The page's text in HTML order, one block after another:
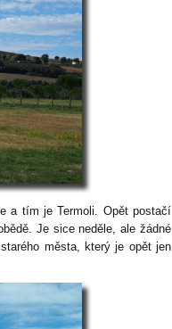
a tím je Termoli. Opět postačí
Je sice neděle, ale žádné
města, který je opět jen